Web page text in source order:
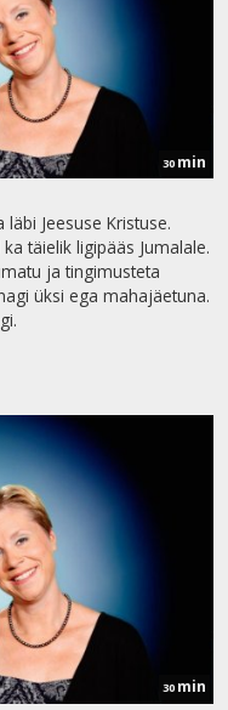
30 min
Jeesuse Kristuse.
täielik ligipääs Jumalale.
ja tingimusteta
üksi ega mahajäetuna.
30 min